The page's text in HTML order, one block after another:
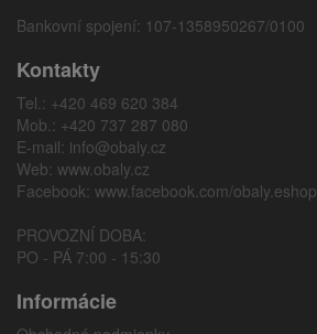
Bankovní spojení: 107-1358950267/0100
Kontakty
Tel.: +420 469 620 384
Mob.: +420 737 287 080
E-mail: info@obaly.cz
Web: www.obaly.cz
Facebook: www.facebook.com/obaly.eshop
PROVOZNÍ DOBA:
PO - PÁ 7:00 - 15:30
Informácie